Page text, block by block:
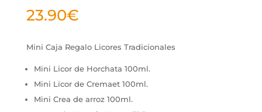
23.90€
Mini Caja Regalo Licores Tradicionales
Mini Licor de Horchata 100ml.
Mini Licor de Cremaet 100ml.
Mini Crea de arroz 100ml.